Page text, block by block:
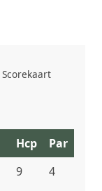
Scorekaart
Hcp
Par
9
4